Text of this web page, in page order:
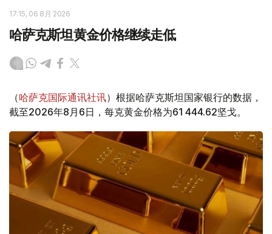
17:15, 06 8月 2026
哈萨克斯坦黄金价格继续走低
（哈萨克国际通讯社讯）根据哈萨克斯坦国家银行的数据，
截至2026年8月6日，每克黄金价格为61 444.62坚戈。